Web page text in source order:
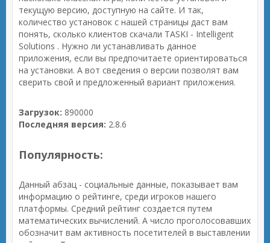
текущую версию, доступную на сайте. И так,
количество установок с нашей страницы даст вам
понять, сколько клиентов скачали TASKI - Intelligent
Solutions . Нужно ли устанавливать данное
приложения, если вы предпочитаете ориентироваться
на установки. А вот сведения о версии позволят вам
сверить свой и предложенный вариант приложения.
Загрузок: 890000
Последняя версия: 2.8.6
Популярность:
Данный абзац - социальные данные, показывает вам
информацию о рейтинге, среди игроков нашего
платформы. Средний рейтинг создается путем
математических вычислений. А число проголосовавших
обозначит вам активность посетителей в выставлении